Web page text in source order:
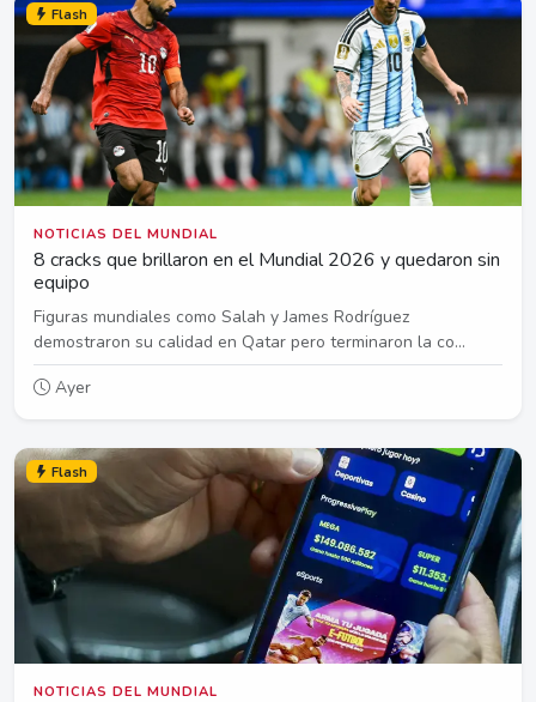
Flash
NOTICIAS DEL MUNDIAL
8 cracks que brillaron en el Mundial 2026 y quedaron sin
equipo
Figuras mundiales como Salah y James Rodríguez
demostraron su calidad en Qatar pero terminaron la co...
Ayer
Flash
NOTICIAS DEL MUNDIAL